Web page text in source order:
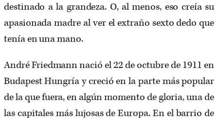
destinado a la grandeza. O, al menos, eso creía su
apasionada madre al ver el extraño sexto dedo que
tenía en una mano.
André Friedmann nació el 22 de octubre de 1911 en
Budapest Hungría y creció en la parte más popular
de la que fuera, en algún momento de gloria, una de
las capitales más lujosas de Europa. En el barrio de